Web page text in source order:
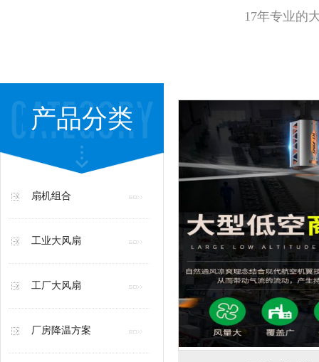
17年专业的
产品分类
扇机组合
工业大风扇
工厂大风扇
厂房降温方案